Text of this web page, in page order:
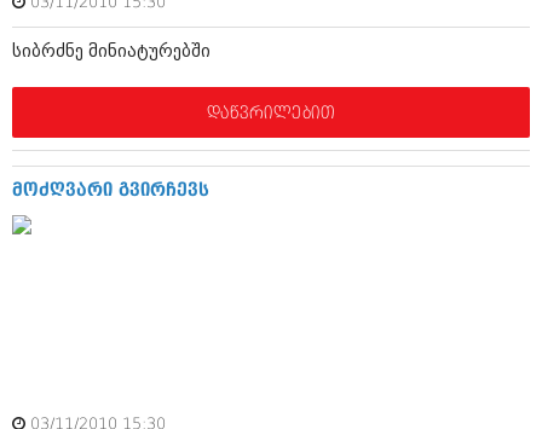
ივნისი 2010 (685)
აპრილი 2010 (229)
თებერვალი 2010 (421)
დეკემბერი 2009 (510)
ნოემბერი 2009 (308)
ივნისი 0212 (2)
სიბრძნე მინიატურებში
დაწვრილებით
მოძღვარი გვირჩევს
03/11/2010 15:30